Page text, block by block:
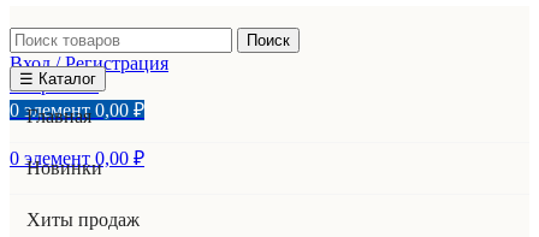
Поиск
Вход / Регистрация
Избранное
0 элемент 0,00 ₽
0 элемент 0,00 ₽
☰ Каталог
Главная
Новинки
Хиты продаж